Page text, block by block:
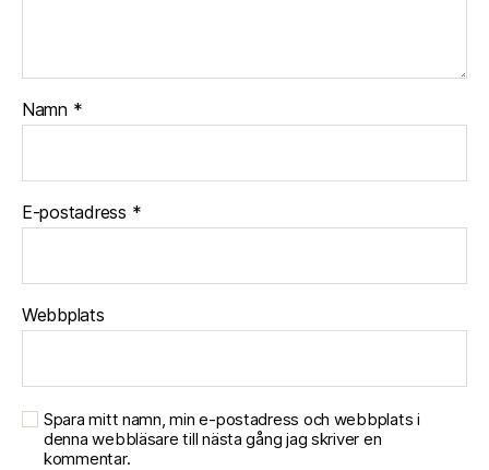
Namn *
E-postadress *
Webbplats
Spara mitt namn, min e-postadress och webbplats i
denna webbläsare till nästa gång jag skriver en
kommentar.